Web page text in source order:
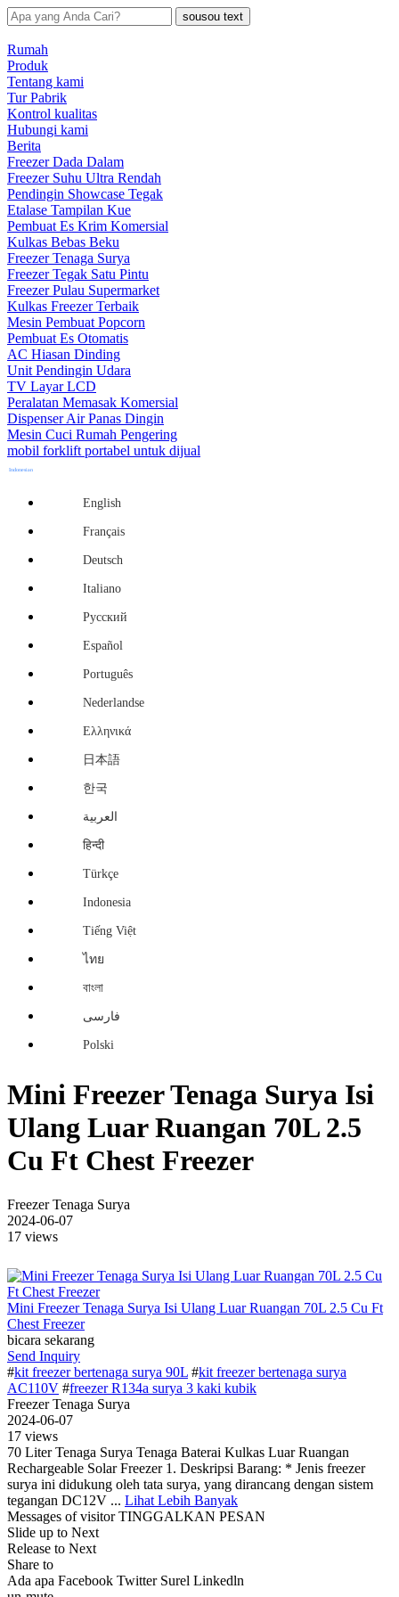
sousou text
Rumah
Produk
Tentang kami
Tur Pabrik
Kontrol kualitas
Hubungi kami
Berita
Freezer Dada Dalam
Freezer Suhu Ultra Rendah
Pendingin Showcase Tegak
Etalase Tampilan Kue
Pembuat Es Krim Komersial
Kulkas Bebas Beku
Freezer Tenaga Surya
Freezer Tegak Satu Pintu
Freezer Pulau Supermarket
Kulkas Freezer Terbaik
Mesin Pembuat Popcorn
Pembuat Es Otomatis
AC Hiasan Dinding
Unit Pendingin Udara
TV Layar LCD
Peralatan Memasak Komersial
Dispenser Air Panas Dingin
Mesin Cuci Rumah Pengering
mobil forklift portabel untuk dijual
Indonesian
English
Français
Deutsch
Italiano
Русский
Español
Português
Nederlandse
Ελληνικά
日本語
한국
العربية
हिन्दी
Türkçe
Indonesia
Tiếng Việt
ไทย
বাংলা
فارسی
Polski
Mini Freezer Tenaga Surya Isi
Ulang Luar Ruangan 70L 2.5
Cu Ft Chest Freezer
Freezer Tenaga Surya
2024-06-07
17 views
Mini Freezer Tenaga Surya Isi Ulang Luar Ruangan 70L 2.5 Cu Ft
Chest Freezer
bicara sekarang
Send Inquiry
#kit freezer bertenaga surya 90L #kit freezer bertenaga surya
AC110V #freezer R134a surya 3 kaki kubik
Freezer Tenaga Surya
2024-06-07
17 views
70 Liter Tenaga Surya Tenaga Baterai Kulkas Luar Ruangan
Rechargeable Solar Freezer 1. Deskripsi Barang: * Jenis freezer
surya ini didukung oleh tata surya, yang dirancang dengan sistem
tegangan DC12V ... Lihat Lebih Banyak
Messages of visitor TINGGALKAN PESAN
Slide up to Next
Release to Next
Share to
Ada apa Facebook Twitter Surel Linkedln